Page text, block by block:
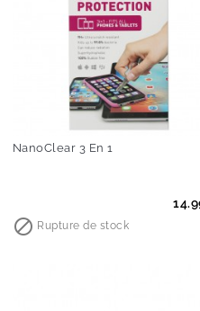
NanoClear 3 En 1
 Rupture de stock